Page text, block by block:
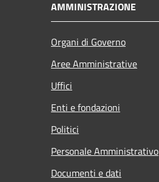
AMMINISTRAZIONE
Organi di Governo
Aree Amministrative
Uffici
Enti e fondazioni
Politici
Personale Amministrativo
Documenti e dati